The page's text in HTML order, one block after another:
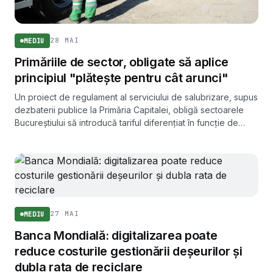
MEDIU 28 MAI
Primăriile de sector, obligate să aplice
principiul "plătește pentru cât arunci"
Un proiect de regulament al serviciului de salubrizare, supus
dezbaterii publice la Primăria Capitalei, obligă sectoarele
Bucureștiului să introducă tariful diferențiat în funcție de
MEDIU 27 MAI
Banca Mondială: digitalizarea poate
reduce costurile gestionării deșeurilor și
dubla rata de reciclare